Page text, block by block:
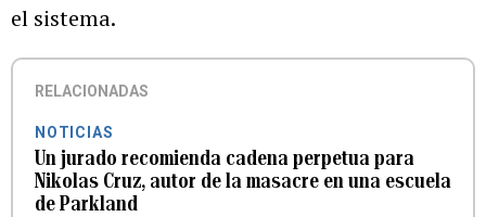
el sistema.
RELACIONADAS
NOTICIAS
Un jurado recomienda cadena perpetua para
Nikolas Cruz, autor de la masacre en una escuela
de Parkland